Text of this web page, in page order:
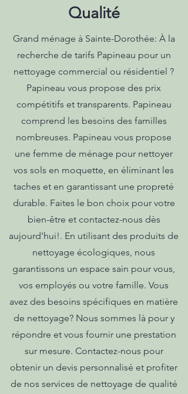
Qualité
Grand ménage à Sainte-Dorothée: À la
recherche de tarifs Papineau pour un
nettoyage commercial ou résidentiel ?
Papineau vous propose des prix
compétitifs et transparents. Papineau
comprend les besoins des familles
nombreuses. Papineau vous propose
une femme de ménage pour nettoyer
vos sols en moquette, en éliminant les
taches et en garantissant une propreté
durable. Faites le bon choix pour votre
bien-être et contactez-nous dès
aujourd'hui!. En utilisant des produits de
nettoyage écologiques, nous
garantissons un espace sain pour vous,
vos employés ou votre famille. Vous
avez des besoins spécifiques en matière
de nettoyage? Nous sommes là pour y
répondre et vous fournir une prestation
sur mesure. Contactez-nous pour
obtenir un devis personnalisé et profiter
de nos services de nettoyage de qualité